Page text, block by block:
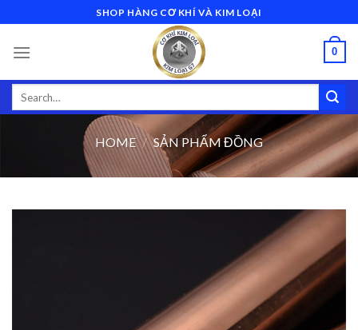
to
content
SHOP HÀNG CƠ KHÍ VÀ KIM LOẠI
0
Search
HOME / SẢN PHẨM ĐỒNG